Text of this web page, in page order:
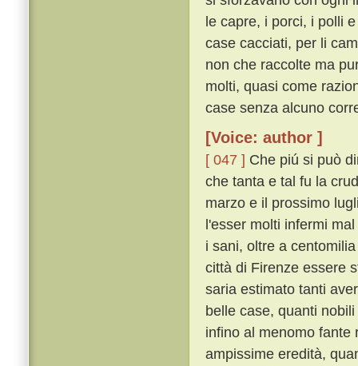
le capre, i porci, i polli
case cacciati, per li
non che raccolte ma
molti, quasi come
case senza alcuno
[Voice: author ]
[ 047 ] Che piú si può
che tanta e tal fu la
marzo e il prossimo
l'esser molti infermi
i sani, oltre a
città di Firenze essere
saria estimato tanti
belle case, quanti
infino al menomo fante
ampissime eredità,